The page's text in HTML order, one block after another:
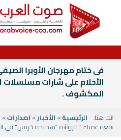
فى ختام مهرجان الأوبرا
الأحلام على شارات
المكشوف .
انت هنا: الرئيسية» الأخبار» اصدارات»
بقعة عمياء " للروائية "سميحة خريس" في